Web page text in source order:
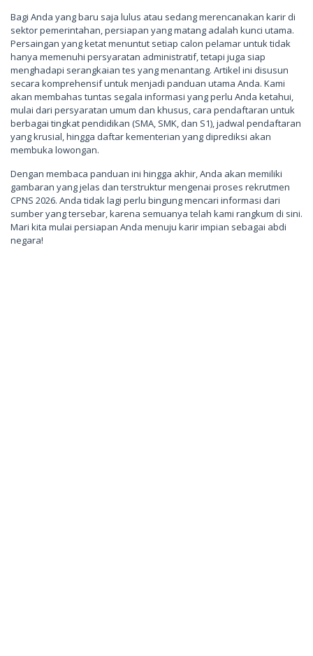
Bagi Anda yang baru saja lulus atau sedang merencanakan karir di
sektor pemerintahan, persiapan yang matang adalah kunci utama.
Persaingan yang ketat menuntut setiap calon pelamar untuk tidak
hanya memenuhi persyaratan administratif, tetapi juga siap
menghadapi serangkaian tes yang menantang. Artikel ini disusun
secara komprehensif untuk menjadi panduan utama Anda. Kami
akan membahas tuntas segala informasi yang perlu Anda ketahui,
mulai dari persyaratan umum dan khusus, cara pendaftaran untuk
berbagai tingkat pendidikan (SMA, SMK, dan S1), jadwal pendaftaran
yang krusial, hingga daftar kementerian yang diprediksi akan
membuka lowongan.
Dengan membaca panduan ini hingga akhir, Anda akan memiliki
gambaran yang jelas dan terstruktur mengenai proses rekrutmen
CPNS 2026. Anda tidak lagi perlu bingung mencari informasi dari
sumber yang tersebar, karena semuanya telah kami rangkum di sini.
Mari kita mulai persiapan Anda menuju karir impian sebagai abdi
negara!